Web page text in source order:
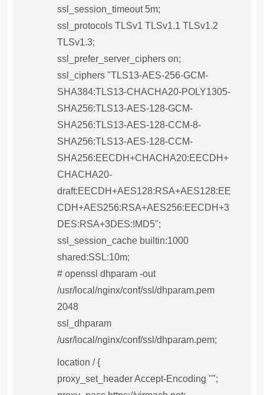
ssl_session_timeout 5m;
ssl_protocols TLSv1 TLSv1.1 TLSv1.2
TLSv1.3;
ssl_prefer_server_ciphers on;
ssl_ciphers "TLS13-AES-256-GCM-
SHA384:TLS13-CHACHA20-POLY1305-
SHA256:TLS13-AES-128-GCM-
SHA256:TLS13-AES-128-CCM-8-
SHA256:TLS13-AES-128-CCM-
SHA256:EECDH+CHACHA20:EECDH+
CHACHA20-
draft:EECDH+AES128:RSA+AES128:EE
CDH+AES256:RSA+AES256:EECDH+3
DES:RSA+3DES:!MD5";
ssl_session_cache builtin:1000
shared:SSL:10m;
# openssl dhparam -out
/usr/local/nginx/conf/ssl/dhparam.pem
2048
ssl_dhparam
/usr/local/nginx/conf/ssl/dhparam.pem;
location / {
proxy_set_header Accept-Encoding "";